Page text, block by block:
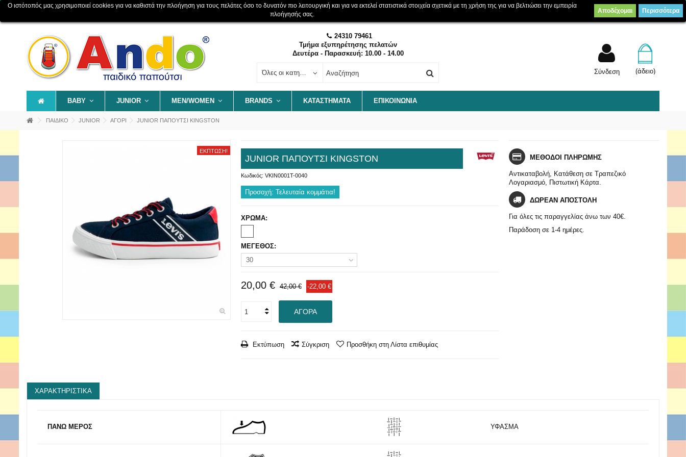
Συγκρίνετε(0)
24310 79461
Τμήμα εξυπηρέτησης πελατών
Δευτέρα - Παρασκευή: 10.00 - 14.00
(άδειο)
Σύνδεση
Ο ιστότοπός μας χρησιμοποιεί cookies για να καθιστά την πλοήγηση για τους πελάτες όσο το δυνατόν πιο λειτουργική και για να εκτελεί στατιστικά στοιχεία σχετικά με τη χρήση της για να βελτιώσει την εμπειρία
πλοήγησής σας.
Αποδέχομαι Περισσότερα
BABY JUNIOR MEN/WOMEN BRANDS ΚΑΤΑΣΤΗΜΑΤΑ ΕΠΙΚΟΙΝΩΝΊΑ
ΠΑΙΔΙΚΟ JUNIOR ΑΓΟΡΙ JUNIOR ΠΑΠΟΥΤΣΙ KINGSTON
ΈΚΠΤΩΣΗ!
JUNIOR ΠΑΠΟΥΤΣΙ KINGSTON
Κωδικός: VKIN0001T-0040
Προσοχή: Τελευταία κομμάτια!
ΧΡΩΜΑ:
ΜΕΓΕΘΟΣ:
30
20,00 € 42,00 € -22,00 €
ΑΓΟΡΆ
Εκτύπωση Σύγκριση Προσθήκη στη Λίστα επιθυμίας
ΜΕΘΟΔΟΙ ΠΛΗΡΩΜΗΣ
Αντικαταβολή, Κατάθεση σε Τραπεζικό
Λογαριασμό, Πιστωτική Κάρτα.
ΔΩΡΕΑΝ ΑΠΟΣΤΟΛΗ
Για όλες τις παραγγελίας άνω των 40€.
Παράδοση σε 1-4 ημέρες.
ΧΑΡΑΚΤΗΡΙΣΤΙΚΆ
ΠΑΝΩ ΜΕΡΟΣ ΥΦΑΣΜΑ